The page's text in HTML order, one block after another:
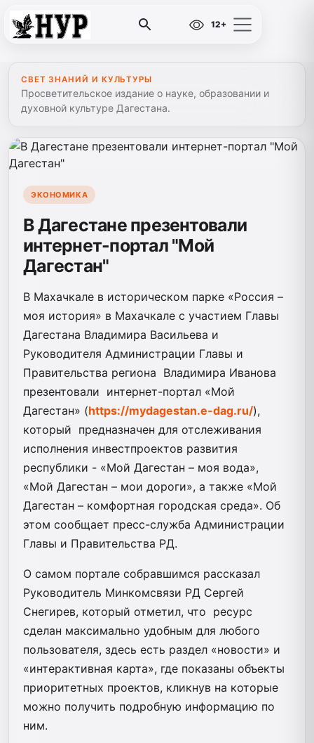
12+
СВЕТ ЗНАНИЙ И КУЛЬТУРЫ
Просветительское издание о науке, образовании и
духовной культуре Дагестана.
ЭКОНОМИКА
В Дагестане презентовали
интернет-портал "Мой
Дагестан"
В Махачкале в историческом парке «Россия –
моя история» в Махачкале с участием Главы
Дагестана Владимира Васильева и
Руководителя Администрации Главы и
Правительства региона Владимира Иванова
презентовали интернет-портал «Мой
Дагестан» (https://mydagestan.e-dag.ru/),
который предназначен для отслеживания
исполнения инвестпроектов развития
республики - «Мой Дагестан – моя вода»,
«Мой Дагестан – мои дороги», а также «Мой
Дагестан – комфортная городская среда». Об
этом сообщает пресс-служба Администрации
Главы и Правительства РД.
О самом портале собравшимся рассказал
Руководитель Минкомсвязи РД Сергей
Снегирев, который отметил, что ресурс
сделан максимально удобным для любого
пользователя, здесь есть раздел «новости» и
«интерактивная карта», где показаны объекты
приоритетных проектов, кликнув на которые
можно получить подробную информацию по
ним.